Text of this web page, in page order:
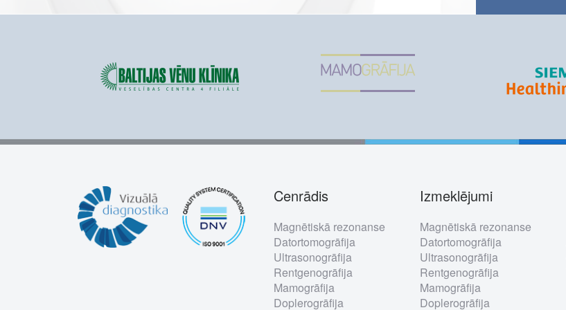
Footer
menu
Cenrādis
Magnētiskā rezonanse
Datortomogrāfija
Ultrasonogrāfija
Rentgenogrāfija
Mamogrāfija
Doplerogrāfija
Izmeklējumi
Magnētiskā rezonanse
Datortomogrāfija
Ultrasonogrāfija
Rentgenogrāfija
Mamogrāfija
Doplerogrāfija